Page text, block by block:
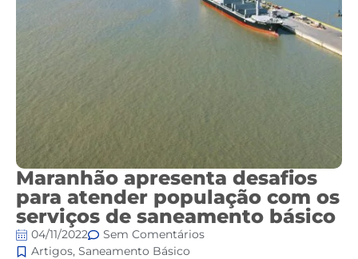
Maranhão apresenta desafios
para atender população com os
serviços de saneamento básico
04/11/2022
Sem Comentários
Artigos, Saneamento Básico